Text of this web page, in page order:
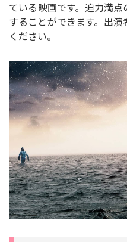
ている映画です。迫力満
することができます。出
ください。